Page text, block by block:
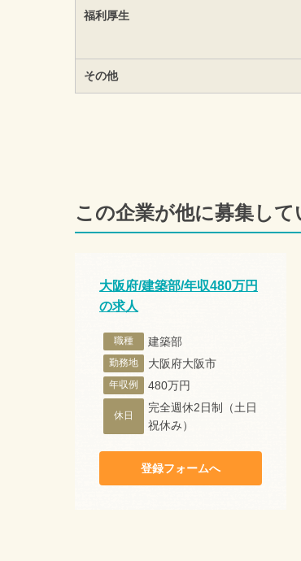
福利厚生
その他
この企業が他に募集して
大阪府/建築部/年収480万円
の求人
職種 建築部
勤務地 大阪府大阪市
年収例 480万円
休日
完全週休2日制（土日
祝休み）
登録フォームへ